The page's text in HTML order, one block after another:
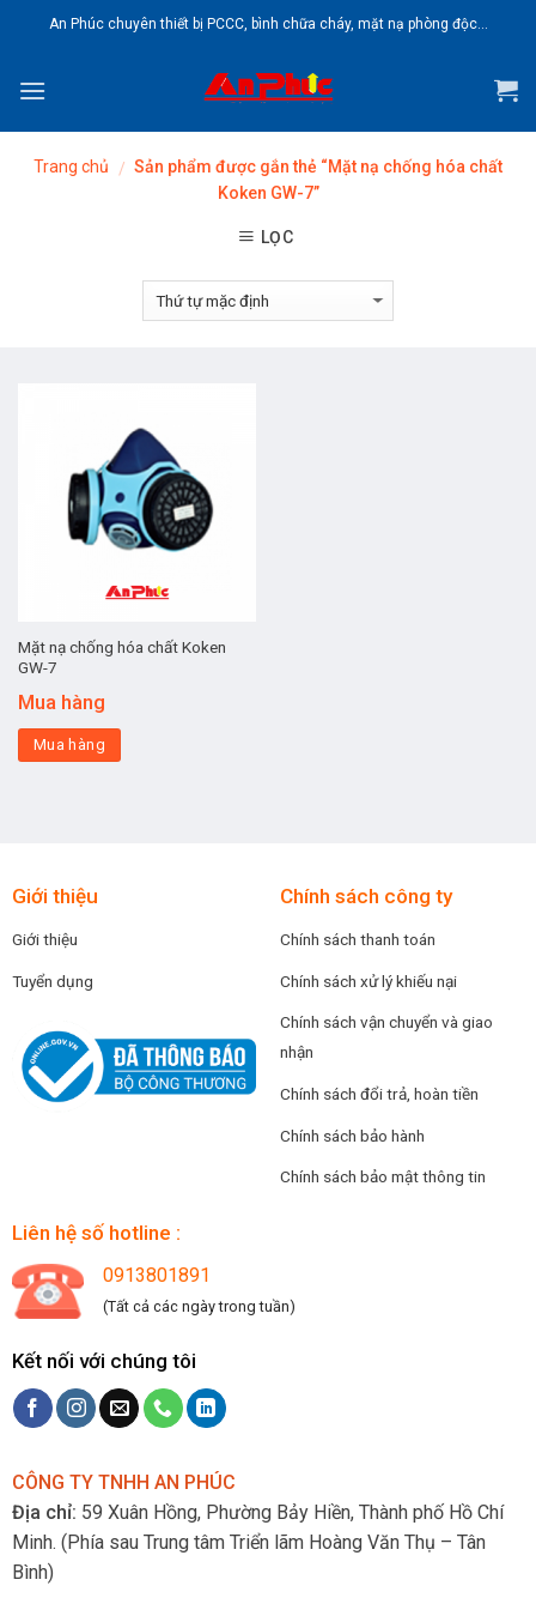
An Phúc chuyên thiết bị PCCC, bình chữa cháy, mặt nạ phòng độc...
Trang chủ / Sản phẩm được gắn thẻ “Mặt nạ chống hóa chất
Koken GW-7”
LỌC
Mặt nạ chống hóa chất Koken
GW-7
Mua hàng
Mua hàng
Giới thiệu
Giới thiệu
Tuyển dụng
Chính sách công ty
Chính sách thanh toán
Chính sách xử lý khiếu nại
Chính sách vận chuyển và giao
nhận
Chính sách đổi trả, hoàn tiền
Chính sách bảo hành
Chính sách bảo mật thông tin
Liên hệ số hotline :
0913801891
(Tất cả các ngày trong tuần)
Kết nối với chúng tôi
CÔNG TY TNHH AN PHÚC
Địa chỉ: 59 Xuân Hồng, Phường Bảy Hiền, Thành phố Hồ Chí
Minh. (Phía sau Trung tâm Triển lãm Hoàng Văn Thụ – Tân
Bình)